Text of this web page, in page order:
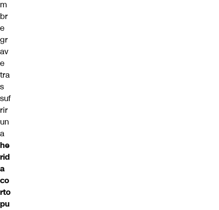
m
br
e
gr
av
e
tra
s
suf
rir
un
a
he
rid
a
co
rto
pu